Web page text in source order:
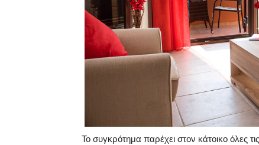
Το συγκρότημα παρέχει στον κάτοικο όλες